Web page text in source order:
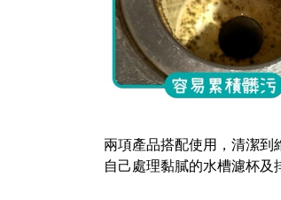
兩項產品搭配使用，清潔到
自己處理黏膩的水槽濾杯及